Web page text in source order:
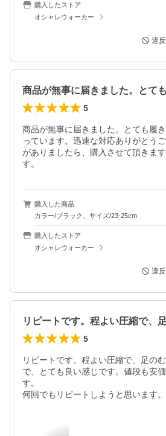
購入したストア
オシャレウォーカー
違
5
商品が無事に届きました。とても履
っています。迅速な対応ありがとう
がありましたら、購入させて頂きま
す。
購入した商品
カラー/ブラック、サイズ/23-25cm
購入したストア
オシャレウォーカー
違
5
リピートです。程よい圧縮で、足の
で、とても良い感じです。値段も安
す。